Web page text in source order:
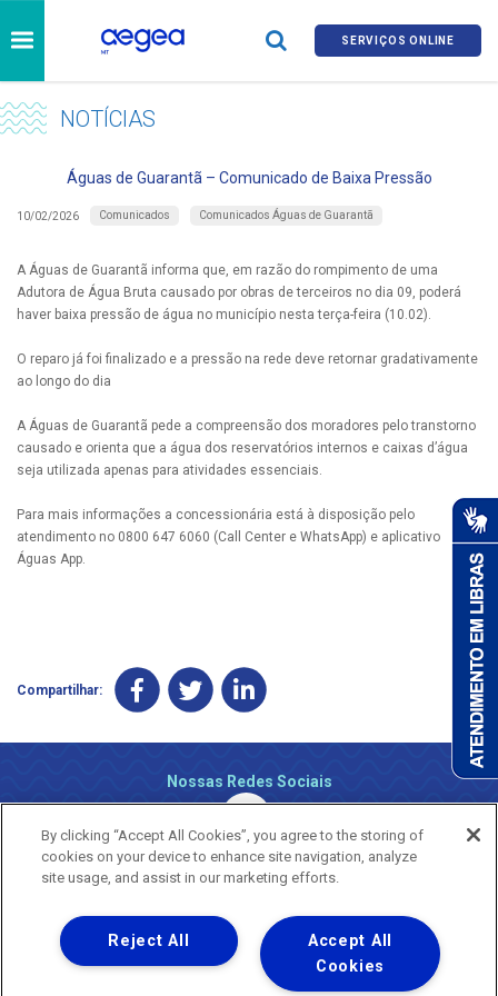
SERVIÇOS ONLINE
NOTÍCIAS
Águas de Guarantã – Comunicado de Baixa Pressão
10/02/2026 Comunicados Comunicados Águas de Guarantã
A Águas de Guarantã informa que, em razão do rompimento de uma
Adutora de Água Bruta causado por obras de terceiros no dia 09, poderá
haver baixa pressão de água no município nesta terça-feira (10.02).
O reparo já foi finalizado e a pressão na rede deve retornar gradativamente
ao longo do dia
A Águas de Guarantã pede a compreensão dos moradores pelo transtorno
causado e orienta que a água dos reservatórios internos e caixas d’água
seja utilizada apenas para atividades essenciais.
Para mais informações a concessionária está à disposição pelo
atendimento no 0800 647 6060 (Call Center e WhatsApp) e aplicativo
Águas App.
Compartilhar:
Nossas Redes Sociais
Uma empresa
Copyright ® 2026 - Todos os Direitos Reservados.
By clicking “Accept All Cookies”, you agree to the storing of
cookies on your device to enhance site navigation, analyze
site usage, and assist in our marketing efforts.
Accept All
Cookies
Reject All